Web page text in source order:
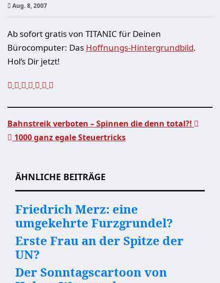
Aug. 8, 2007
Ab sofort gratis von TITANIC für Deinen
Bürocomputer: Das Hoffnungs-Hintergrundbild.
Hol’s Dir jetzt!
Bahnstreik verboten – Spinnen die denn total?!
1000 ganz egale Steuertricks
ÄHNLICHE BEITRÄGE
Friedrich Merz: eine
umgekehrte Furzgrundel?
Erste Frau an der Spitze der
UN?
Der Sonntagscartoon von